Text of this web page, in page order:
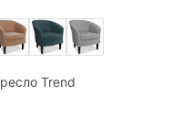
Trend